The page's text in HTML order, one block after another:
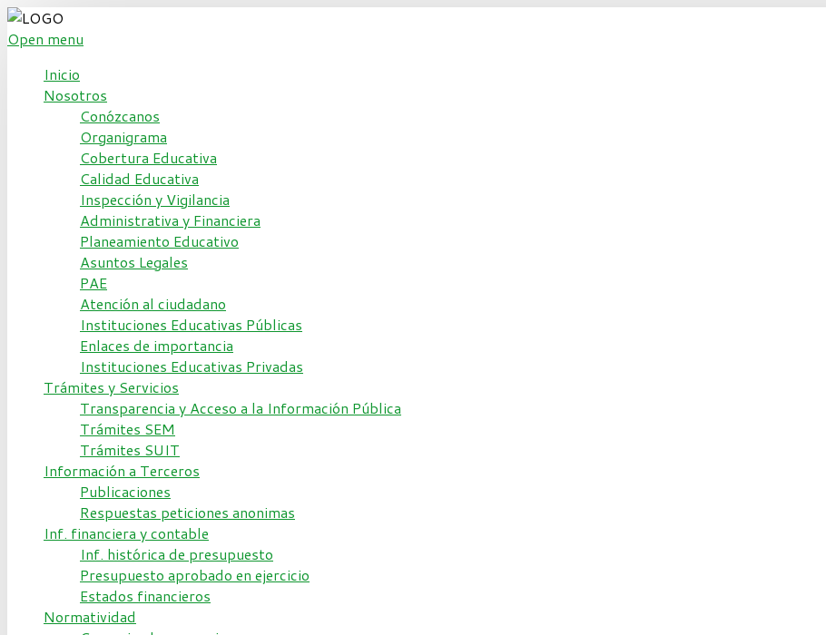
Open menu
Inicio
Nosotros
Conózcanos
Organigrama
Cobertura Educativa
Calidad Educativa
Inspección y Vigilancia
Administrativa y Financiera
Planeamiento Educativo
Asuntos Legales
PAE
Atención al ciudadano
Instituciones Educativas Públicas
Enlaces de importancia
Instituciones Educativas Privadas
Trámites y Servicios
Transparencia y Acceso a la Información Pública
Trámites SEM
Trámites SUIT
Información a Terceros
Publicaciones
Respuestas peticiones anonimas
Inf. financiera y contable
Inf. histórica de presupuesto
Presupuesto aprobado en ejercicio
Estados financieros
Normatividad